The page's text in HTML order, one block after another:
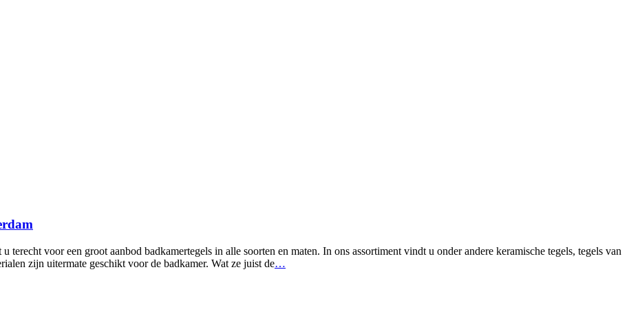
voor een groot aanbod badkamertegels in alle soorten en maten. In ons assortiment vindt u onder andere keramische tegels, tegels van
zijn uitermate geschikt voor de badkamer. Wat ze juist de…